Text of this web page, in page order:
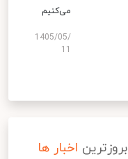
می‌کنیم
1405/05/
بروزترین اخبار ها